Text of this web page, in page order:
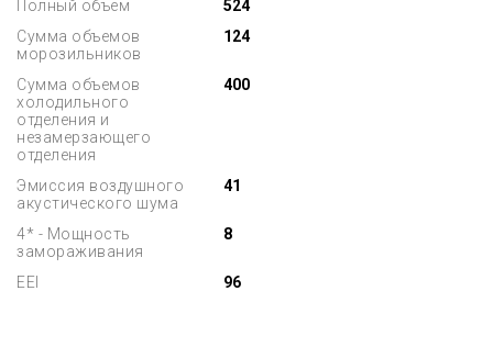
Полный объем
524
Сумма объемов
морозильников
124
Сумма объемов
холодильного
отделения и
незамерзающего
отделения
400
Эмиссия воздушного
акустического шума
41
4* - Мощность
замораживания
8
EEI 96